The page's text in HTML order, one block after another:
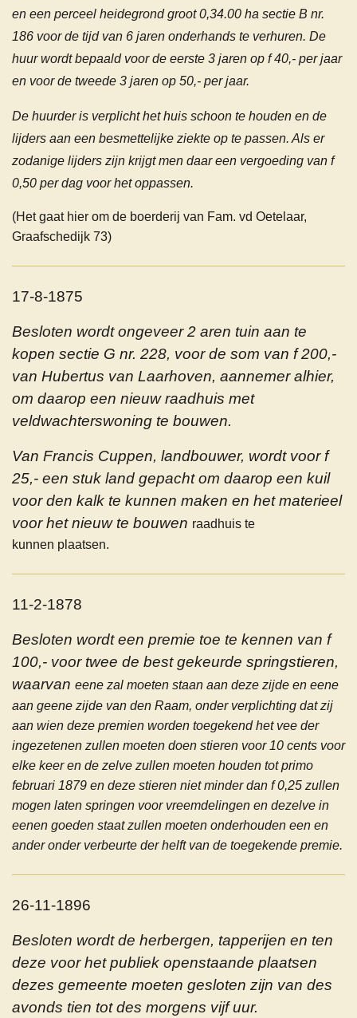
en een perceel heidegrond groot 0,34.00 ha sectie B nr.
186 voor de tijd van 6 jaren onderhands te verhuren. De
huur wordt bepaald voor de eerste 3 jaren op f 40,- per jaar
en voor de tweede 3 jaren op 50,- per jaar.
De huurder is verplicht het huis schoon te houden en de
lijders aan een besmettelijke ziekte op te passen. Als er
zodanige lijders zijn krijgt men daar een vergoeding van f
0,50 per dag voor het oppassen.
(Het gaat hier om de boerderij van Fam. vd Oetelaar,
Graafschedijk 73)
17-8-1875
Besloten wordt ongeveer 2 aren tuin aan te
kopen sectie G nr. 228, voor de som van f 200,-
van Hubertus van Laarhoven, aannemer alhier,
om daarop een nieuw raadhuis met
veldwachterswoning te bouwen.
Van Francis Cuppen, landbouwer, wordt voor f
25,- een stuk land gepacht om daarop een kuil
voor den kalk te kunnen maken en het materieel
voor het nieuw te bouwen raadhuis te
kunnen plaatsen.
11-2-1878
Besloten wordt een premie toe te kennen van f
100,- voor twee de best gekeurde springstieren,
waarvan eene zal moeten staan aan deze zijde en eene
aan geene zijde van den Raam, onder verplichting dat zij
aan wien deze premien worden toegekend het vee der
ingezetenen zullen moeten doen stieren voor 10 cents voor
elke keer en de zelve zullen moeten houden tot primo
februari 1879 en deze stieren niet minder dan f 0,25 zullen
mogen laten springen voor vreemdelingen en dezelve in
eenen goeden staat zullen moeten onderhouden een en
ander onder verbeurte der helft van de toegekende premie.
26-11-1896
Besloten wordt de herbergen, tapperijen en ten
deze voor het publiek openstaande plaatsen
dezes gemeente moeten gesloten zijn van des
avonds tien tot des morgens vijf uur.